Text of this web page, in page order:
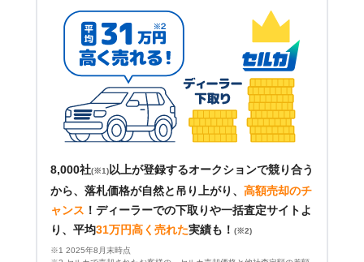
8,000社(※1) 以上が登録するオークションで競り合う
から、落札価格が自然と吊り上がり、 高額売却のチ
ャンス ！ ディーラーでの下取りや一括査定サイトよ
り、平均31万円高く売れた実績も！ (※2)
※1 2025年8月末時点